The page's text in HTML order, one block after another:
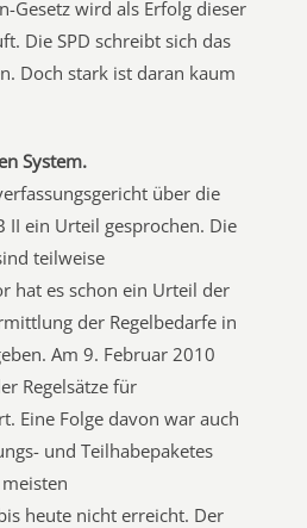
Gesetz wird als Erfolg dieser
Die SPD schreibt sich das
Doch stark ist daran kaum
System.
über die
II ein Urteil gesprochen. Die
teilweise
hat es schon ein Urteil der
der Regelbedarfe in
Am 9. Februar 2010
Regelsätze für
Eine Folge davon war auch
und Teilhabepaketes
heute nicht erreicht. Der